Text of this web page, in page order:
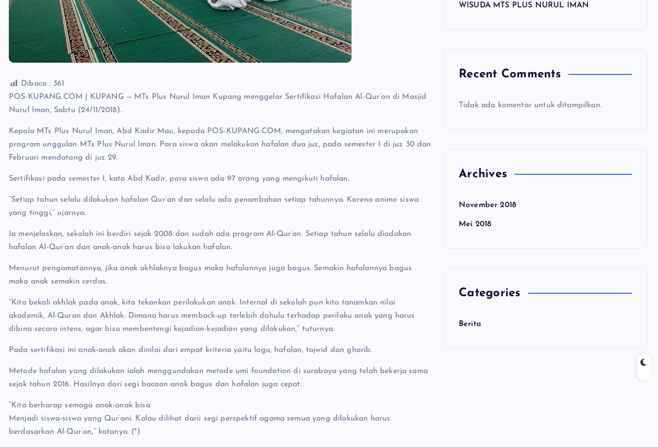
Dibaca : 361
POS-KUPANG.COM | KUPANG — MTs Plus Nurul Iman Kupang menggelar Sertifikasi Hafalan Al-Qur’an di Masjid
Nurul Iman, Sabtu (24/11/2018).
Kepala MTs Plus Nurul Iman, Abd Kadir Mau, kepada POS-KUPANG.COM, mengatakan kegiatan ini merupakan
program unggulan MTs Plus Nurul Iman. Para siswa akan melakukan hafalan dua juz, pada semester I di juz 30 dan
Februari mendatang di juz 29.
Sertifikasi pada semester I, kata Abd Kadir, para siswa ada 97 orang yang mengikuti hafalan.
“Setiap tahun selalu dilakukan hafalan Qur’an dan selalu ada penambahan setiap tahunnya. Karena animo siswa
yang tinggi,” ujarnya.
Ia menjelaskan, sekolah ini berdiri sejak 2008 dan sudah ada program Al-Qur’an. Setiap tahun selalu diadakan
hafalan Al-Qur’an dan anak-anak harus bisa lakukan hafalan.
Menurut pengamatannya, jika anak akhlaknya bagus maka hafalannya juga bagus. Semakin hafalannya bagus
maka anak semakin cerdas.
“Kita bekali akhlak pada anak, kita tekankan perilakukan anak. Internal di sekolah pun kita tanamkan nilai
akademik, Al-Quran dan Akhlak. Dimana harus memback-up terlebih dahulu terhadap perilaku anak yang harus
dibina secara intens, agar bisa membentengi kejadian-kejadian yang dilakukan,” tuturnya.
Pada sertifikasi ini anak-anak akan dinilai dari empat kriteria yaitu lagu, hafalan, tajwid dan ghorib.
Metode hafalan yang dilakukan ialah menggundakan metode umi foundation di surabaya yang telah bekerja sama
sejak tahun 2016. Hasilnya dari segi bacaan anak bagus dan hafalan juga cepat.
“Kita berharap semoga anak-anak bisa
Menjadi siswa-siswa yang Qur’ani. Kalau dilihat darii segi perspektif agama semua yang dilakukan harus
berdasarkan Al-Qur’an,” katanya. (*)
WISUDA MTS PLUS NURUL IMAN
Recent Comments
Tidak ada komentar untuk ditampilkan.
Archives
November 2018
Mei 2018
Categories
Berita